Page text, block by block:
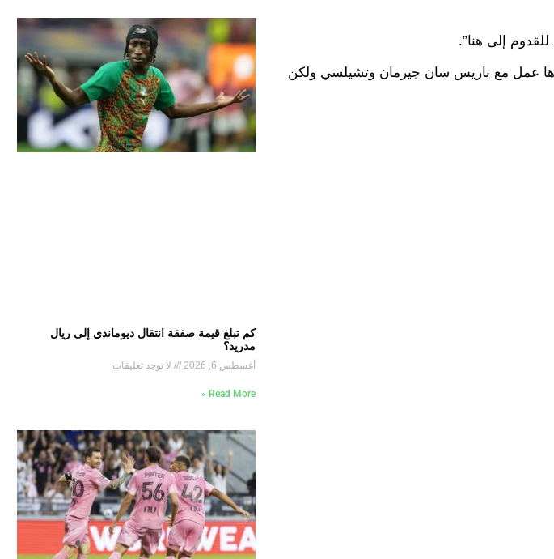
إلى هنا”.
عمل مع باريس سان جيرمان وتشيلسي ولكن
كم تبلغ قيمة صفقة انتقال ديوماندي إلى ريال
مدريد؟
أغسطس 6, 2026 لا توجد تعليقات
Read More »